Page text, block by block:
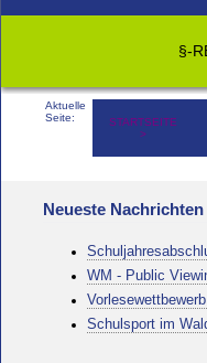
§-
Aktuelle
Seite:
STARTSEITE
Neueste Nachrichten
WM - Public
Schulsport im